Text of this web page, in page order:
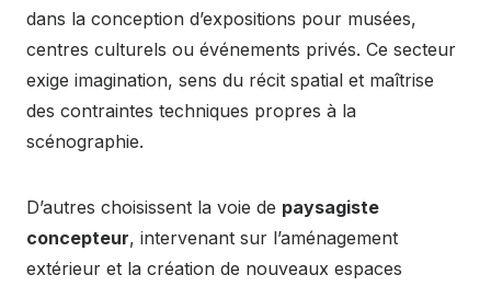
dans la conception d’expositions pour musées,
centres culturels ou événements privés. Ce secteur
exige imagination, sens du récit spatial et maîtrise
des contraintes techniques propres à la
scénographie.
D’autres choisissent la voie de paysagiste
concepteur, intervenant sur l’aménagement
extérieur et la création de nouveaux espaces